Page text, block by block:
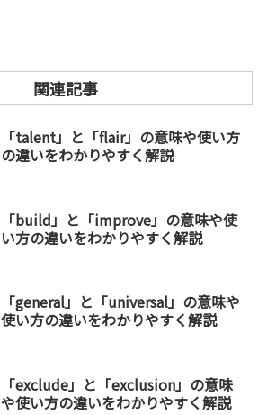
関連記事
「talent」と「flair」の意味や使い方
の違いをわかりやすく解説
「build」と「improve」の意味や使
い方の違いをわかりやすく解説
「general」と「universal」の意味や
使い方の違いをわかりやすく解説
「exclude」と「exclusion」の意味
や使い方の違いをわかりやすく解説